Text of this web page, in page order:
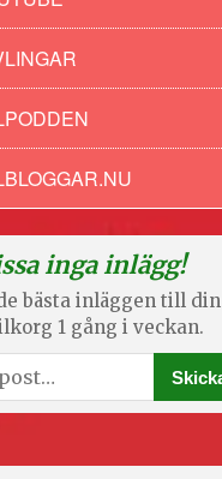
inga inlägg!
bästa inläggen till din
1 gång i veckan.